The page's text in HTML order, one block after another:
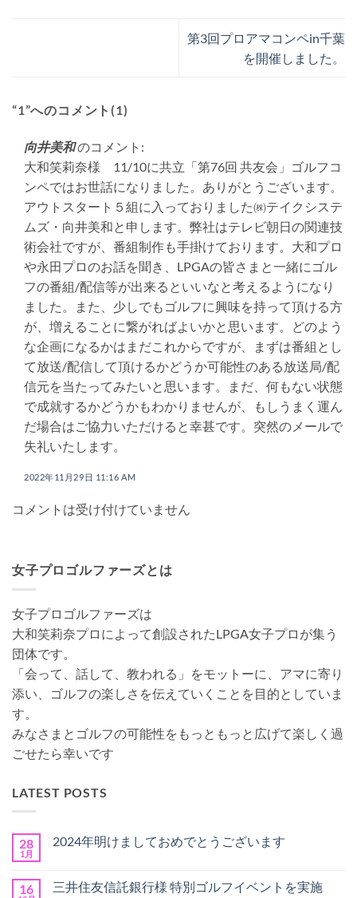
第3回プロアマコンペin千葉
を開催しました。
“1”へのコメント(1)
向井美和のコメント:
大和笑莉奈様 11/10に共立「第76回 共友会」ゴルフコ
ンペではお世話になりました。ありがとうございます。
アウトスタート５組に入っておりました㈱テイクシステ
ムズ・向井美和と申します。弊社はテレビ朝日の関連技
術会社ですが、番組制作も手掛けております。大和プロ
や永田プロのお話を聞き、LPGAの皆さまと一緒にゴル
フの番組/配信等が出来るといいなと考えるようになり
ました。また、少しでもゴルフに興味を持って頂ける方
が、増えることに繋がればよいかと思います。どのよう
な企画になるかはまだこれからですが、まずは番組とし
て放送/配信して頂けるかどうか可能性のある放送局/配
信元を当たってみたいと思います。まだ、何もない状態
で成就するかどうかもわかりませんが、もしうまく運ん
だ場合はご協力いただけると幸甚です。突然のメールで
失礼いたします。
2022年11月29日 11:16 AM
コメントは受け付けていません
女子プロゴルファーズとは
女子プロゴルファーズは
大和笑莉奈プロによって創設されたLPGA女子プロが集う
団体です。
「会って、話して、教われる」をモットーに、アマに寄り
添い、ゴルフの楽しさを伝えていくことを目的としていま
す。
みなさまとゴルフの可能性をもっともっと広げて楽しく過
ごせたら幸いです
LATEST POSTS
28
1月
2024年明けましておめでとうございます
け
ト
16 三井住友信託銀行様 特別ゴルフイベントを実施